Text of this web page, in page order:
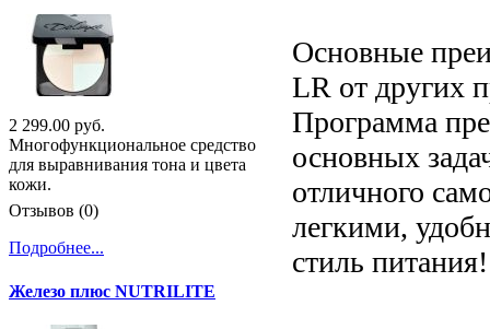
Основные
LR от других
Программа
основных
отличного
легкими,
стиль питания!
2 299.00 руб.
Многофункциональное средство
для выравнивания тона и цвета
кожи.
Отзывов (0)
Подробнее...
Железо плюс NUTRILITE